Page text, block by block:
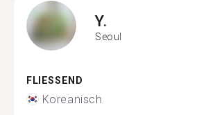
Y.
Seoul
FLIESSEND
Koreanisch